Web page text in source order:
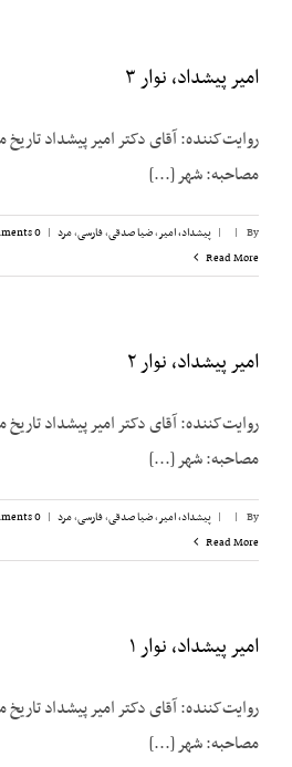
امیر پیشداد، نوار ۳
مصاحبه: شهر [...]
By
|
| پیشداد، امیر,ضیا صدقی,فارسی,مرد |
0 Comments
Read More
امیر پیشداد، نوار ۲
مصاحبه: شهر [...]
By
|
| پیشداد، امیر,ضیا صدقی,فارسی,مرد |
0 Comments
Read More
امیر پیشداد، نوار ۱
مصاحبه: شهر [...]